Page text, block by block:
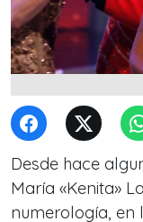
Desde hace
María «Kenita»
numerología, en